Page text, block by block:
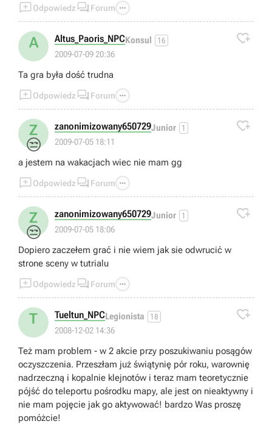
Odpowiedz  Forum 
A Altus_Paoris_NPCKonsul 16
2009-07-09 20:36

Ta gra była dość trudna
Odpowiedz  Forum 
Z
😒
zanonimizowany650729Junior 1
2009-07-05 18:11

a jestem na wakacjach wiec nie mam gg
Odpowiedz  Forum 
Z
😒
zanonimizowany650729Junior 1
2009-07-05 18:06

Dopiero zaczełem grać i nie wiem jak sie odwrucić w
strone sceny w tutrialu
Odpowiedz  Forum 
T Tueltun_NPCLegionista 18
2008-12-02 14:36

Też mam problem - w 2 akcie przy poszukiwaniu posągów
oczyszczenia. Przeszłam już świątynię pór roku, warownię
nadrzeczną i kopalnie klejnotów i teraz mam teoretycznie
pójść do teleportu pośrodku mapy, ale jest on nieaktywny i
nie mam pojęcie jak go aktywować! bardzo Was proszę
pomóżcie!